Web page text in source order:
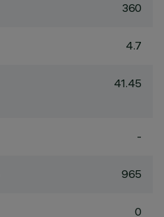
360
4.7
41.45
-
965
0